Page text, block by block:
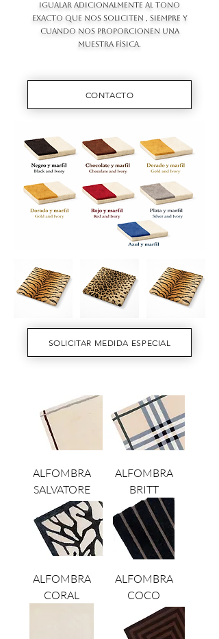
IGUALAR ADICIONALMENTE AL TONO
EXACTO QUE NOS SOLICITEN , SIEMPRE Y
CUANDO NOS PROPORCIONEN UNA
MUESTRA FÍSICA.
CONTACTO
SOLICITAR MEDIDA ESPECIAL
ALFOMBRA
SALVATORE
ALFOMBRA
BRITT
ALFOMBRA
CORAL
ALFOMBRA
COCO